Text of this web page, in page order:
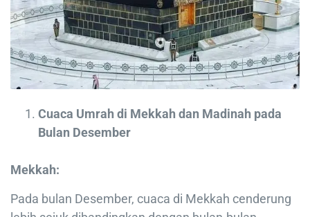
Cuaca Umrah di Mekkah dan Madinah pada
Bulan Desember
Mekkah:
Pada bulan Desember, cuaca di Mekkah cenderung